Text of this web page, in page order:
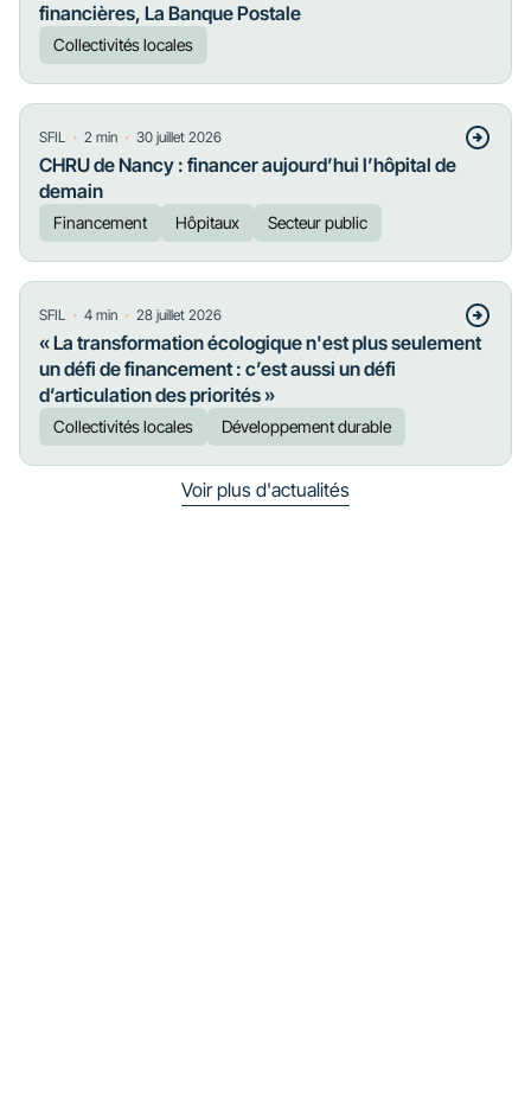
financières, La Banque Postale
Collectivités locales
SFIL ・ 2 min ・ 30 juillet 2026
CHRU de Nancy : financer aujourd’hui l’hôpital de
demain
Financement Hôpitaux Secteur public
SFIL ・ 4 min ・ 28 juillet 2026
« La transformation écologique n'est plus seulement
un défi de financement : c’est aussi un défi
d’articulation des priorités »
Collectivités locales Développement durable
Voir plus d'actualités